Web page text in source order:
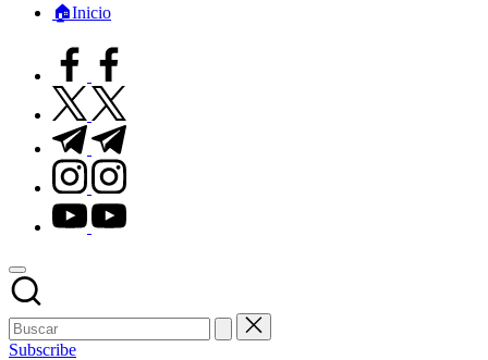
🏠Inicio
facebook.com
twitter.com
t.me
instagram.com
youtube.com
Subscribe